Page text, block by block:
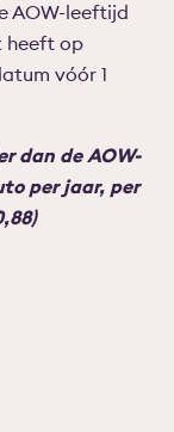
AOW-leeftijd
heeft op
vóór 1
dan de AOW-
per jaar, per